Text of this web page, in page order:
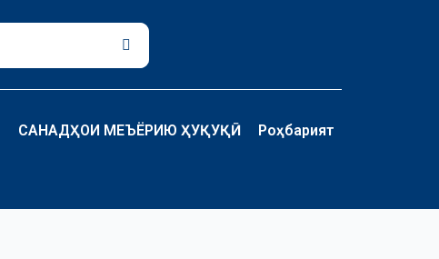
Поиск
САНАДҲОИ МЕЪЁРИЮ ҲУҚУҚӢ Роҳбарият